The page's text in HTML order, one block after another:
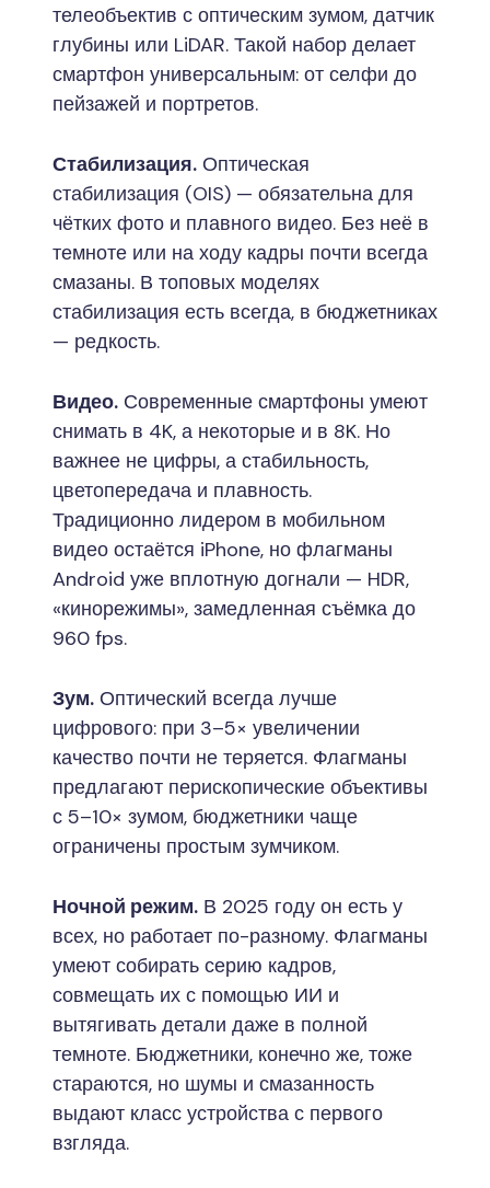
телеобъектив с оптическим зумом, датчик
глубины или LiDAR. Такой набор делает
смартфон универсальным: от селфи до
пейзажей и портретов.
Стабилизация. Оптическая
стабилизация (OIS) — обязательна для
чётких фото и плавного видео. Без неё в
темноте или на ходу кадры почти всегда
смазаны. В топовых моделях
стабилизация есть всегда, в бюджетниках
— редкость.
Видео. Современные смартфоны умеют
снимать в 4K, а некоторые и в 8K. Но
важнее не цифры, а стабильность,
цветопередача и плавность.
Традиционно лидером в мобильном
видео остаётся iPhone, но флагманы
Android уже вплотную догнали — HDR,
«кинорежимы», замедленная съёмка до
960 fps.
Зум. Оптический всегда лучше
цифрового: при 3–5× увеличении
качество почти не теряется. Флагманы
предлагают перископические объективы
с 5–10× зумом, бюджетники чаще
ограничены простым зумчиком.
Ночной режим. В 2025 году он есть у
всех, но работает по-разному. Флагманы
умеют собирать серию кадров,
совмещать их с помощью ИИ и
вытягивать детали даже в полной
темноте. Бюджетники, конечно же, тоже
стараются, но шумы и смазанность
выдают класс устройства с первого
взгляда.